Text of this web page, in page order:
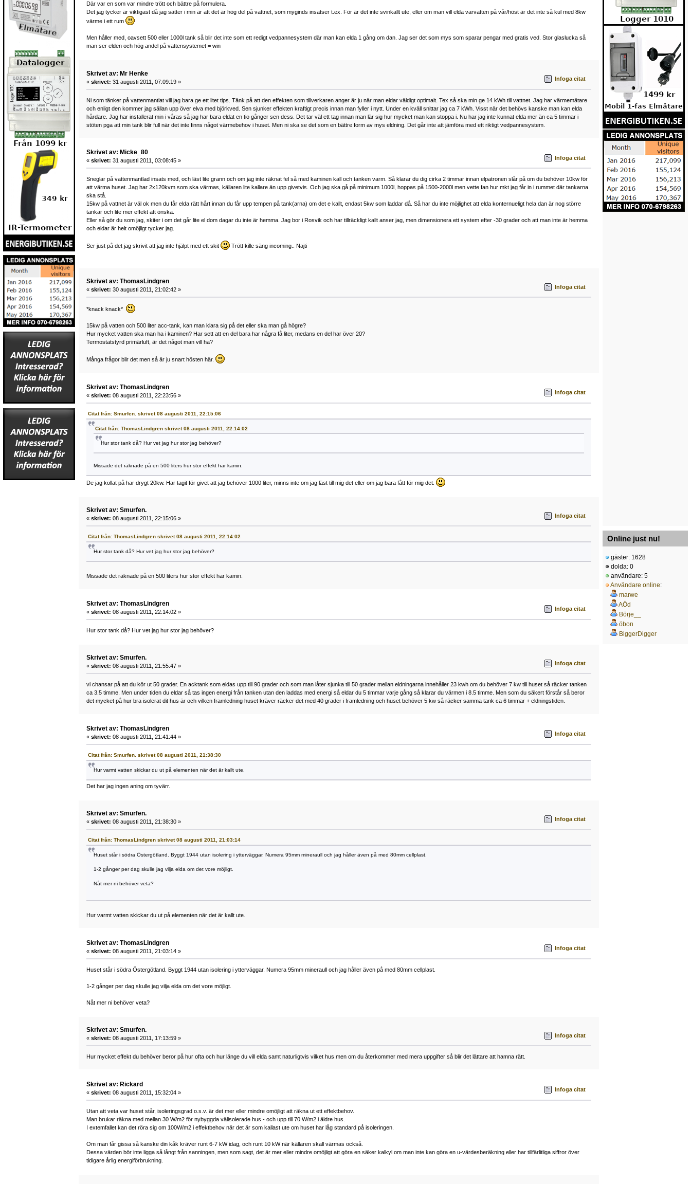
Där var en som var mindre trött och bättre på formulera.
Det jag tycker är viktigast då jag sätter i min är att det är hög del på vattnet, som myginds insatser t.ex. För är det inte svinkallt ute, eller om man vill elda varvatten på vår/höst är det inte så kul med 8kw
värme i ett rum
Men håller med, oavsett 500 eller 1000l tank så blir det inte som ett redigt vedpannesystem där man kan elda 1 gång om dan. Jag ser det som mys som sparar pengar med gratis ved. Stor glaslucka så
man ser elden och hög andel på vattensystemet = win
Skrivet av: Mr Henke
« skrivet: 31 augusti 2011, 07:09:19 » Infoga citat
Ni som tänker på vattenmantlat vill jag bara ge ett litet tips. Tänk på att den effekten som tillverkaren anger är ju när man eldar väldigt optimalt. Tex så ska min ge 14 kWh till vattnet. Jag har värmemätare
och enligt den kommer jag sällan upp över elva med björkved. Sen sjunker effekten kraftigt precis innan man fyller i nytt. Under en kväll snittar jag ca 7 kWh. Visst när det behövs kanske man kan elda
hårdare. Jag har installerat min i våras så jag har bara eldat en tio gånger sen dess. Det tar väl ett tag innan man lär sig hur mycket man kan stoppa i. Nu har jag inte kunnat elda mer än ca 5 timmar i
stöten pga att min tank blir full när det inte finns något värmebehov i huset. Men ni ska se det som en bättre form av mys eldning. Det går inte att jämföra med ett riktigt vedpannesystem.
Skrivet av: Micke_80
« skrivet: 31 augusti 2011, 03:08:45 » Infoga citat
Sneglar på vattenmantlad insats med, och läst lite grann och om jag inte räknat fel så med kaminen kall och tanken varm. Så klarar du dig cirka 2 timmar innan elpatronen slår på om du behöver 10kw för
att värma huset. Jag har 2x120kvm som ska värmas, källaren lite kallare än upp givetvis. Och jag ska gå på minimum 1000l, hoppas på 1500-2000l men vette fan hur mkt jag får in i rummet där tankarna
ska stå.
15kw på vattnet är väl ok men du får elda rätt hårt innan du får upp tempen på tank(arna) om det e kallt, endast 5kw som laddar då. Så har du inte möjlighet att elda konternueligt hela dan är nog större
tankar och lite mer effekt att önska.
Eller så gör du som jag, skiter i om det går lite el dom dagar du inte är hemma. Jag bor i Rosvik och har tillräckligt kallt anser jag, men dimensionera ett system efter -30 grader och att man inte är hemma
och eldar är helt omöjligt tycker jag.
Ser just på det jag skrivit att jag inte hjälpt med ett skit Trött kille säng incoming.. Najti
Skrivet av: ThomasLindgren
« skrivet: 30 augusti 2011, 21:02:42 » Infoga citat
*knack knack*
15kw på vatten och 500 liter acc-tank, kan man klara sig på det eller ska man gå högre?
Hur mycket vatten ska man ha i kaminen? Har sett att en del bara har några få liter, medans en del har över 20?
Termostatstyrd primärluft, är det något man vill ha?
Många frågor blir det men så är ju snart hösten här.
Skrivet av: ThomasLindgren
« skrivet: 08 augusti 2011, 22:23:56 » Infoga citat
Citat från: Smurfen. skrivet 08 augusti 2011, 22:15:06
Citat från: ThomasLindgren skrivet 08 augusti 2011, 22:14:02
Hur stor tank då? Hur vet jag hur stor jag behöver?
Missade det räknade på en 500 liters hur stor effekt har kamin.
De jag kollat på har drygt 20kw. Har tagit för givet att jag behöver 1000 liter, minns inte om jag läst till mig det eller om jag bara fått för mig det.
Skrivet av: Smurfen.
« skrivet: 08 augusti 2011, 22:15:06 » Infoga citat
Citat från: ThomasLindgren skrivet 08 augusti 2011, 22:14:02
Hur stor tank då? Hur vet jag hur stor jag behöver?
Missade det räknade på en 500 liters hur stor effekt har kamin.
Skrivet av: ThomasLindgren
« skrivet: 08 augusti 2011, 22:14:02 » Infoga citat
Hur stor tank då? Hur vet jag hur stor jag behöver?
Skrivet av: Smurfen.
« skrivet: 08 augusti 2011, 21:55:47 » Infoga citat
vi chansar på att du kör ut 50 grader. En acktank som eldas upp till 90 grader och som man låter sjunka till 50 grader mellan eldningarna innehåller 23 kwh om du behöver 7 kw till huset så räcker tanken
ca 3.5 timme. Men under tiden du eldar så tas ingen energi från tanken utan den laddas med energi så eldar du 5 timmar varje gång så klarar du värmen i 8.5 timme. Men som du säkert förstår så beror
det mycket på hur bra isolerat dit hus är och vilken framledning huset kräver räcker det med 40 grader i framledning och huset behöver 5 kw så räcker samma tank ca 6 timmar + eldningstiden.
Skrivet av: ThomasLindgren
« skrivet: 08 augusti 2011, 21:41:44 » Infoga citat
Citat från: Smurfen. skrivet 08 augusti 2011, 21:38:30
Hur varmt vatten skickar du ut på elementen när det är kallt ute.
Det har jag ingen aning om tyvärr.
Skrivet av: Smurfen.
« skrivet: 08 augusti 2011, 21:38:30 » Infoga citat
Citat från: ThomasLindgren skrivet 08 augusti 2011, 21:03:14
Huset står i södra Östergötland. Byggt 1944 utan isolering i ytterväggar. Numera 95mm mineraull och jag håller även på med 80mm cellplast.
1-2 gånger per dag skulle jag vilja elda om det vore möjligt.
Nåt mer ni behöver veta?
Hur varmt vatten skickar du ut på elementen när det är kallt ute.
Skrivet av: ThomasLindgren
« skrivet: 08 augusti 2011, 21:03:14 » Infoga citat
Huset står i södra Östergötland. Byggt 1944 utan isolering i ytterväggar. Numera 95mm mineraull och jag håller även på med 80mm cellplast.
1-2 gånger per dag skulle jag vilja elda om det vore möjligt.
Nåt mer ni behöver veta?
Skrivet av: Smurfen.
« skrivet: 08 augusti 2011, 17:13:59 » Infoga citat
Hur mycket effekt du behöver beror på hur ofta och hur länge du vill elda samt naturligtvis vilket hus men om du återkommer med mera uppgifter så blir det lättare att hamna rätt.
Skrivet av: Rickard
« skrivet: 08 augusti 2011, 15:32:04 » Infoga citat
Utan att veta var huset står, isoleringsgrad o.s.v. är det mer eller mindre omöjligt att räkna ut ett effektbehov.
Man brukar räkna med mellan 30 W/m2 för nybyggda välisolerade hus - och upp till 70 W/m2 i äldre hus.
I extemfallet kan det röra sig om 100W/m2 i effektbehov när det är som kallast ute om huset har låg standard på isoleringen.
Om man får gissa så kanske din kåk kräver runt 6-7 kW idag, och runt 10 kW när källaren skall värmas också.
Dessa värden bör inte ligga så långt från sanningen, men som sagt, det är mer eller mindre omöjligt att göra en säker kalkyl om man inte kan göra en u-värdesberäkning eller har tillfärlitliga siffror över
tidigare årlig energiförbrukning.
Online just nu!
gäster: 1628
dolda: 0
användare: 5
Användare online:
marwe
AÖd
Börje__
öbon
BiggerDigger